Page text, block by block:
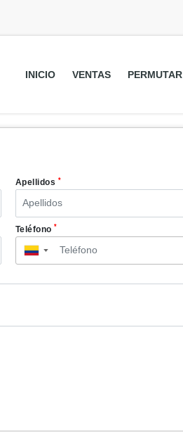
INICIO VENTAS PERMUTAR
Apellidos *
Teléfono*
▼